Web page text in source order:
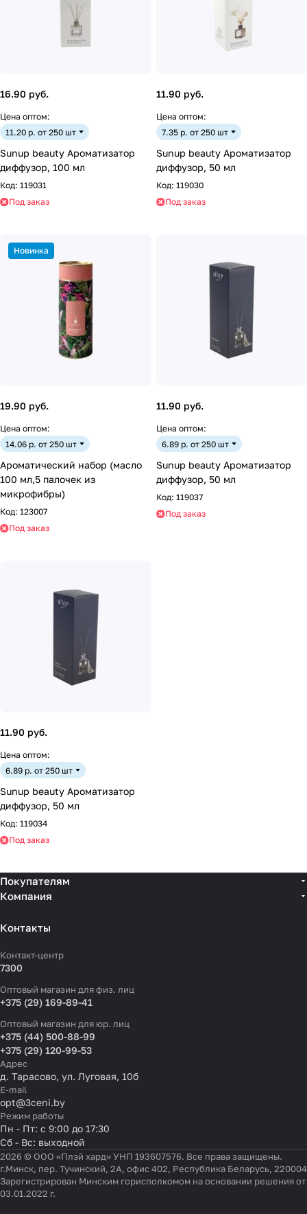
16.90 руб.
Цена оптом:
11.20 р. от 250 шт
Sunup beauty Ароматизатор
диффузор, 100 мл
Код: 119031
Под заказ
11.90 руб.
Цена оптом:
7.35 р. от 250 шт
Sunup beauty Ароматизатор
диффузор, 50 мл
Код: 119030
Под заказ
Новинка
19.90 руб.
Цена оптом:
14.06 р. от 250 шт
Ароматический набор (масло
100 мл,5 палочек из
микрофибры)
Код: 123007
Под заказ
11.90 руб.
Цена оптом:
6.89 р. от 250 шт
Sunup beauty Ароматизатор
диффузор, 50 мл
Код: 119037
Под заказ
11.90 руб.
Цена оптом:
6.89 р. от 250 шт
Sunup beauty Ароматизатор
диффузор, 50 мл
Код: 119034
Под заказ
Покупателям
Компания
Контакты
Контакт-центр
7300
Оптовый магазин для физ. лиц
+375 (29) 169-89-41
Оптовый магазин для юр. лиц
+375 (44) 500-88-99
+375 (29) 120-99-53
Адрес
д. Тарасово, ул. Луговая, 10б
E-mail
opt@3ceni.by
Режим работы
Пн - Пт: с 9:00 до 17:30
Сб - Вс: выходной
2026 © ООО «Плэй хард» УНП 193607576. Все права защищены.
г.Минск, пер. Тучинский, 2А, офис 402, Республика Беларусь, 220004
Зарегистрирован Минским горисполкомом на основании решения от
03.01.2022 г.